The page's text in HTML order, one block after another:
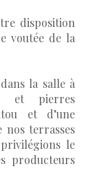
disposition
voutée de la
la salle à
et pierres
et d’une
nos terrasses
le
producteurs